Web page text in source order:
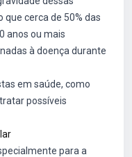
cerca de 50% das
anos ou mais
à doença durante
em saúde, como
possíveis
para a